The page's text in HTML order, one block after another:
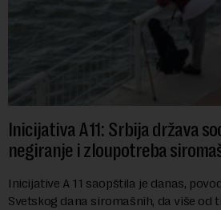
Inicijativa A11: Srbija država
negiranje i zloupotreba
Inicijative A 11 saopštila je danas,
Svetskog dana siromašnih, da više od